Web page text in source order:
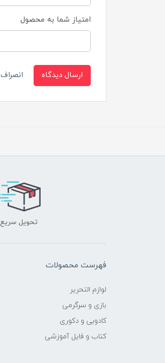
امتیاز شما به محصول
ارسال دیدگاه انصراف
تحویل سریع
فهرست محصولات
لوازم التحریر
بازی و سرگرمی
کادویی و دکوری
کتاب و فایل آموزشی